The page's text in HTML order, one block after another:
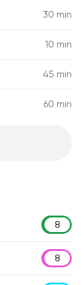
30 min
10 min
45 min
60 min
8
8